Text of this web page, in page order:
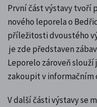
První část výstavy tvoří
nového leporela o
příležitosti dvoustého
je zde představen
Leporelo zároveň
zakoupit v informačním
V další části výstavy se